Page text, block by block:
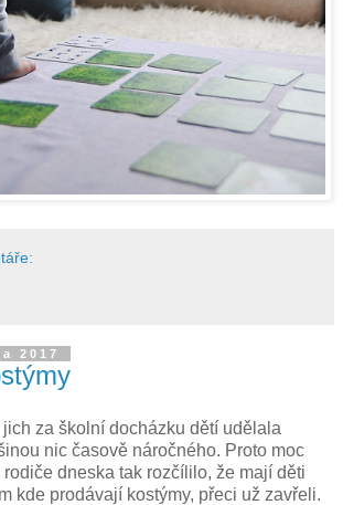
2017
jich za školní docházku dětí udělala
nic časově náročného. Proto moc
dneska tak rozčílilo, že mají děti
kde prodávají kostýmy, přeci už zavřeli.